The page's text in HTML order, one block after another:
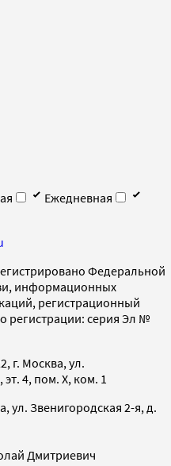
Ежедневная
Федеральной
информационных
регистрационный
регистрации: серия Эл №
г. Москва, ул.
4, пом. X, ком. 1
ул. Звенигородская 2-я, д.
Дмитриевич